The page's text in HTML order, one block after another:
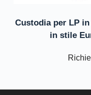
Custodia per LP
in stile